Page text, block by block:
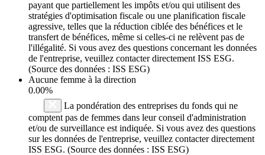
payant que partiellement les impôts et/ou qui utilisent des
stratégies d'optimisation fiscale ou une planification fiscale
agressive, telles que la réduction ciblée des bénéfices et le
transfert de bénéfices, même si celles-ci ne relèvent pas de
l'illégalité. Si vous avez des questions concernant les données
de l'entreprise, veuillez contacter directement ISS ESG.
(Source des données : ISS ESG)
Aucune femme à la direction
0.00%
La pondération des entreprises du fonds qui ne
comptent pas de femmes dans leur conseil d'administration
et/ou de surveillance est indiquée. Si vous avez des questions
sur les données de l'entreprise, veuillez contacter directement
ISS ESG. (Source des données : ISS ESG)